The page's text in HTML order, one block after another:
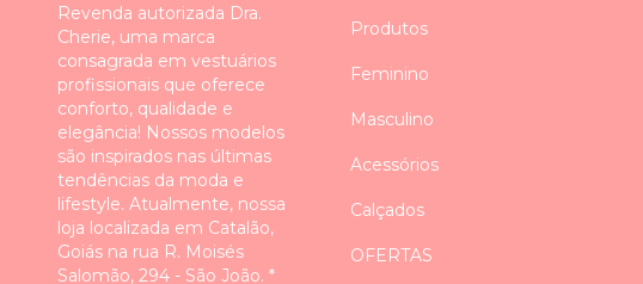
Revenda autorizada Dra.
Cherie, uma marca
consagrada em vestuários
profissionais que oferece
conforto, qualidade e
elegância! Nossos modelos
são inspirados nas últimas
tendências da moda e
lifestyle. Atualmente, nossa
loja localizada em Catalão,
Goiás na rua R. Moisés
Salomão, 294 - São João. *
Produtos
Feminino
Masculino
Acessórios
Calçados
OFERTAS